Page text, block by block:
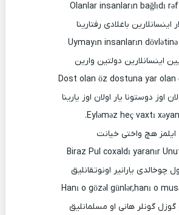
Olanlar insanların bağlıdı
اینسانلارین باغلادی رفتارینا
Uymayın insanların
اینسانلارین دولتین وارین
Dost olan öz dostuna yar olan
اوز دوستونا یار اولان اوز یارینا
Eyləməz heç vaxtı
ایلمز هچ واختی خیانت
Biraz Pul coxaldı yaranır
چوخالدی یارانیر اونوتقانلیق
Hanı o gözəl günlər,hanı o
گوزل گونلر هانی او مسلمانلیق